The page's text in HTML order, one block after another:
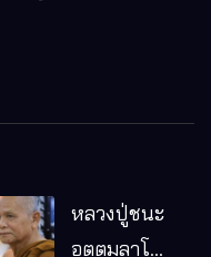
หลวงปู่ชนะ
อุตตมลาโภ